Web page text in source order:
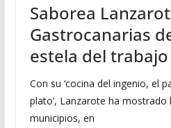
Saborea
Gastrocanarias
estela del
Con su ‘cocina del ingenio, el
plato’, Lanzarote ha
municipios, en